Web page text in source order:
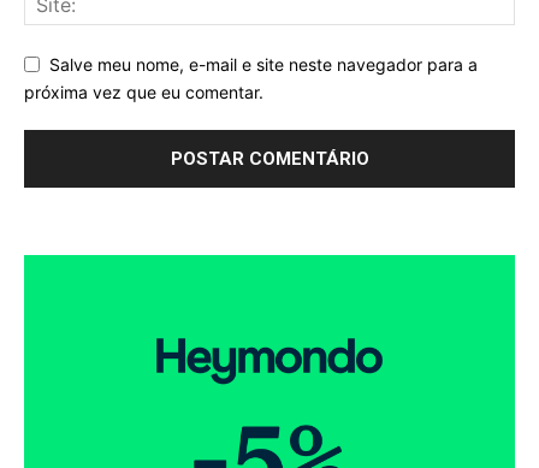
Salve meu nome, e-mail e site neste navegador para a
próxima vez que eu comentar.